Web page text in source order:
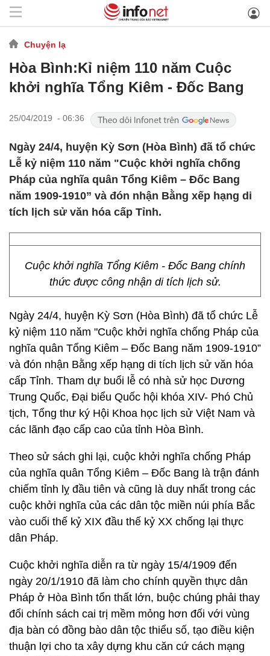
Chuyện lạ
Hòa Bình:Kỉ niệm 110 năm Cuộc
khởi nghĩa Tổng Kiêm - Đốc Bang
25/04/2019 - 06:36
Ngày 24/4, huyện Kỳ Sơn (Hòa Bình) đã tổ chức
Lễ kỷ niệm 110 năm "Cuộc khởi nghĩa chống
Pháp của nghĩa quân Tổng Kiêm – Đốc Bang
năm 1909-1910” và đón nhận Bằng xếp hạng di
tích lịch sử văn hóa cấp Tỉnh.
Cuộc khởi nghĩa Tổng Kiêm - Đốc Bang chính
thức được công nhận di tích lịch sử.
Ngày 24/4, huyện Kỳ Sơn (Hòa Bình) đã tổ chức Lễ
kỷ niệm 110 năm "Cuộc khởi nghĩa chống Pháp của
nghĩa quân Tổng Kiêm – Đốc Bang năm 1909-1910”
và đón nhận Bằng xếp hạng di tích lịch sử văn hóa
cấp Tỉnh. Tham dự buổi lễ có nhà sử học Dương
Trung Quốc, Đại biểu Quốc hội khóa XIV- Phó Chủ
tịch, Tổng thư ký Hội Khoa học lịch sử Việt Nam và
các lãnh đạo cấp cao của tỉnh Hòa Bình.
Theo sử sách ghi lại, cuộc khởi nghĩa chống Pháp
của nghĩa quân Tổng Kiêm – Đốc Bang là trận đánh
chiếm tỉnh lỵ đầu tiên và cũng là duy nhất trong các
cuộc khởi nghĩa của các dân tộc miền núi phía Bắc
vào cuối thế kỷ XIX đầu thế kỷ XX chống lại thực
dân Pháp.
Cuộc khởi nghĩa diễn ra từ ngày 15/4/1909 đến
ngày 20/1/1910 đã làm cho chính quyền thực dân
Pháp ở Hòa Bình tổn thất lớn, buộc chúng phải thay
đổi chính sách cai trị mềm mỏng hơn đối với vùng
địa bàn có đồng bào dân tộc thiểu số, tạo điều kiện
thuận lợi cho ta xây dựng khu căn cứ cách mạng